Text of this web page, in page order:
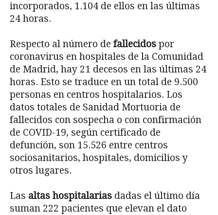
incorporados, 1.104 de ellos en las últimas
24 horas.
Respecto al número de fallecidos por
coronavirus en hospitales de la Comunidad
de Madrid, hay 21 decesos en las últimas 24
horas. Esto se traduce en un total de 9.500
personas en centros hospitalarios. Los
datos totales de Sanidad Mortuoria de
fallecidos con sospecha o con confirmación
de COVID-19, según certificado de
defunción, son 15.526 entre centros
sociosanitarios, hospitales, domicilios y
otros lugares.
Las altas hospitalarias dadas el último día
suman 222 pacientes que elevan el dato